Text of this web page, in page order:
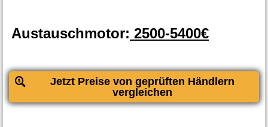
Austauschmotor: 2500-5400€
Jetzt Preise von geprüften Händlern
vergleichen